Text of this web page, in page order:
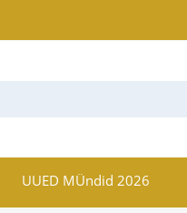
UUED MÜndid 2026